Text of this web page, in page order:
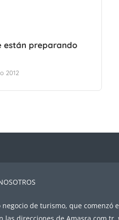
están preparando
2012
de turismo, que comenzó